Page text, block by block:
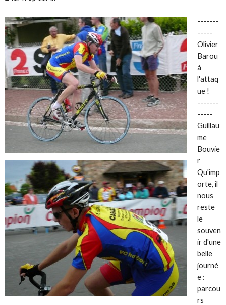
-------
-----
Olivier
Barou
à
l'attaq
ue !
-------
-----
Guillau
me
Bouvie
r
Qu'imp
orte, il
nous
reste
le
souven
ir d'une
belle
journé
e :
parcou
rs